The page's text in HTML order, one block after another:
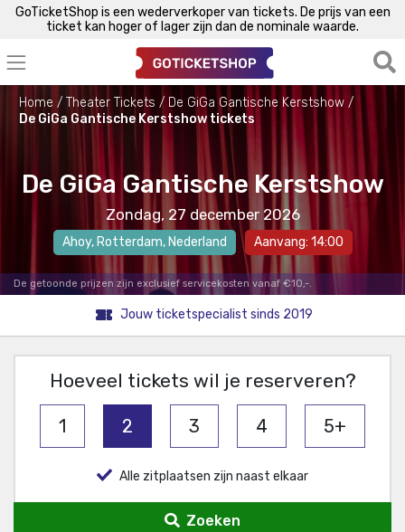
GoTicketShop is een wederverkoper van tickets. De prijs van een
ticket kan hoger of lager zijn dan de nominale waarde.
Home Theater Tickets
De GiGa Gantische Kerstshow
De GiGa Gantische Kerstshow tickets
De GiGa Gantische Kerstshow
Zondag, 27 december 2026
Ahoy, Rotterdam, Nederland Aanvang: 14:00
De getoonde prijzen zijn exclusief servicekosten vanaf €10,-.
Jouw ticketspecialist sinds 2019
Hoeveel tickets wil je reserveren?
1 2 3 4 5+
Alle zitplaatsen zijn naast elkaar
Zoeken